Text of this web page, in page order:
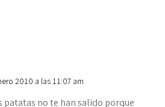
2010 a las 11:07 am
patatas no te han salido porque